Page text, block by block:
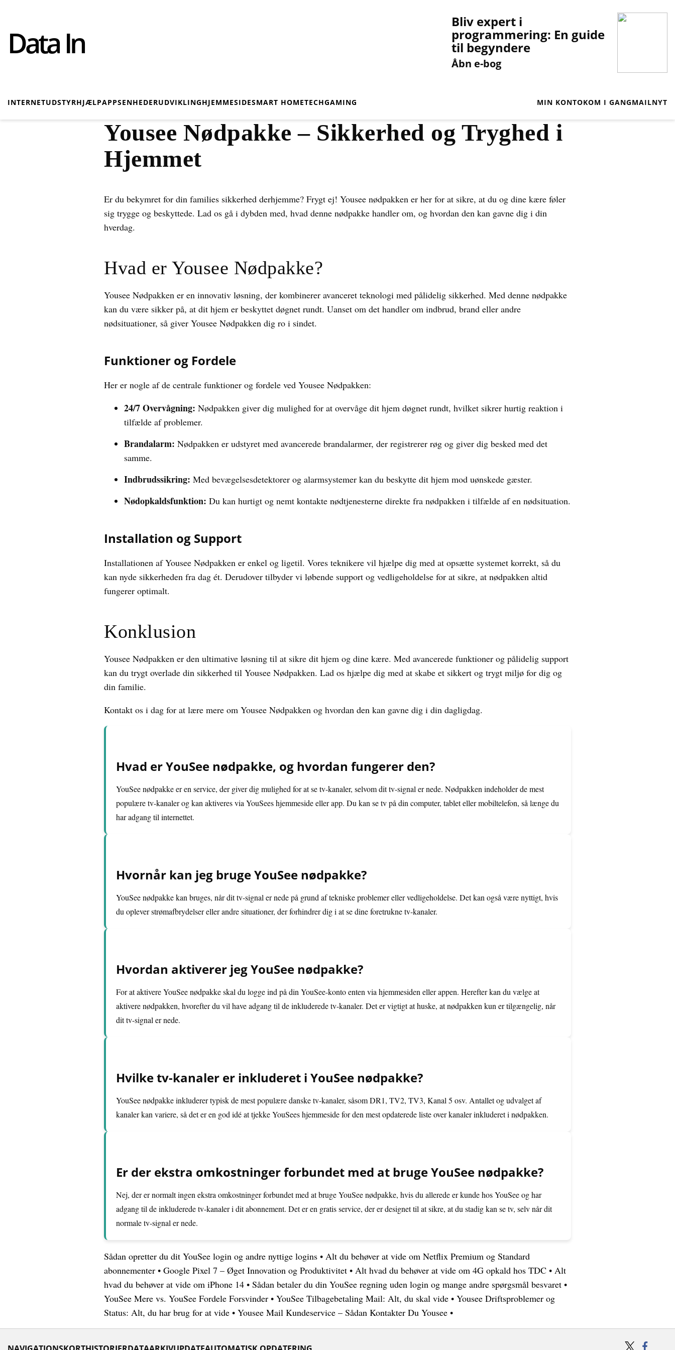
Data In
Bliv expert i
programmering: En guide
til begyndere
Åbn e-bog
INTERNETUDSTYRHJÆLPAPPSENHEDERUDVIKLINGHJEMMESIDESMART HOMETECHGAMING MIN KONTOKOM I GANGMAILNYT
Yousee Nødpakke – Sikkerhed og Tryghed i
Hjemmet
Er du bekymret for din families sikkerhed derhjemme? Frygt ej! Yousee nødpakken er her for at sikre, at du og dine kære føler
sig trygge og beskyttede. Lad os gå i dybden med, hvad denne nødpakke handler om, og hvordan den kan gavne dig i din
hverdag.
Hvad er Yousee Nødpakke?
Yousee Nødpakken er en innovativ løsning, der kombinerer avanceret teknologi med pålidelig sikkerhed. Med denne nødpakke
kan du være sikker på, at dit hjem er beskyttet døgnet rundt. Uanset om det handler om indbrud, brand eller andre
nødsituationer, så giver Yousee Nødpakken dig ro i sindet.
Funktioner og Fordele
Her er nogle af de centrale funktioner og fordele ved Yousee Nødpakken:
24/7 Overvågning: Nødpakken giver dig mulighed for at overvåge dit hjem døgnet rundt, hvilket sikrer hurtig reaktion i
tilfælde af problemer.
Brandalarm: Nødpakken er udstyret med avancerede brandalarmer, der registrerer røg og giver dig besked med det
samme.
Indbrudssikring: Med bevægelsesdetektorer og alarmsystemer kan du beskytte dit hjem mod uønskede gæster.
Nødopkaldsfunktion: Du kan hurtigt og nemt kontakte nødtjenesterne direkte fra nødpakken i tilfælde af en nødsituation.
Installation og Support
Installationen af Yousee Nødpakken er enkel og ligetil. Vores teknikere vil hjælpe dig med at opsætte systemet korrekt, så du
kan nyde sikkerheden fra dag ét. Derudover tilbyder vi løbende support og vedligeholdelse for at sikre, at nødpakken altid
fungerer optimalt.
Konklusion
Yousee Nødpakken er den ultimative løsning til at sikre dit hjem og dine kære. Med avancerede funktioner og pålidelig support
kan du trygt overlade din sikkerhed til Yousee Nødpakken. Lad os hjælpe dig med at skabe et sikkert og trygt miljø for dig og
din familie.
Kontakt os i dag for at lære mere om Yousee Nødpakken og hvordan den kan gavne dig i din dagligdag.
Hvad er YouSee nødpakke, og hvordan fungerer den?
YouSee nødpakke er en service, der giver dig mulighed for at se tv-kanaler, selvom dit tv-signal er nede. Nødpakken indeholder de mest
populære tv-kanaler og kan aktiveres via YouSees hjemmeside eller app. Du kan se tv på din computer, tablet eller mobiltelefon, så længe du
har adgang til internettet.
Hvornår kan jeg bruge YouSee nødpakke?
YouSee nødpakke kan bruges, når dit tv-signal er nede på grund af tekniske problemer eller vedligeholdelse. Det kan også være nyttigt, hvis
du oplever strømafbrydelser eller andre situationer, der forhindrer dig i at se dine foretrukne tv-kanaler.
Hvordan aktiverer jeg YouSee nødpakke?
For at aktivere YouSee nødpakke skal du logge ind på din YouSee-konto enten via hjemmesiden eller appen. Herefter kan du vælge at
aktivere nødpakken, hvorefter du vil have adgang til de inkluderede tv-kanaler. Det er vigtigt at huske, at nødpakken kun er tilgængelig, når
dit tv-signal er nede.
Hvilke tv-kanaler er inkluderet i YouSee nødpakke?
YouSee nødpakke inkluderer typisk de mest populære danske tv-kanaler, såsom DR1, TV2, TV3, Kanal 5 osv. Antallet og udvalget af
kanaler kan variere, så det er en god idé at tjekke YouSees hjemmeside for den mest opdaterede liste over kanaler inkluderet i nødpakken.
Er der ekstra omkostninger forbundet med at bruge YouSee nødpakke?
Nej, der er normalt ingen ekstra omkostninger forbundet med at bruge YouSee nødpakke, hvis du allerede er kunde hos YouSee og har
adgang til de inkluderede tv-kanaler i dit abonnement. Det er en gratis service, der er designet til at sikre, at du stadig kan se tv, selv når dit
normale tv-signal er nede.
Sådan opretter du dit YouSee login og andre nyttige logins • Alt du behøver at vide om Netflix Premium og Standard
abonnementer • Google Pixel 7 – Øget Innovation og Produktivitet • Alt hvad du behøver at vide om 4G opkald hos TDC • Alt
hvad du behøver at vide om iPhone 14 • Sådan betaler du din YouSee regning uden login og mange andre spørgsmål besvaret •
YouSee Mere vs. YouSee Fordele Forsvinder • YouSee Tilbagebetaling Mail: Alt, du skal vide • Yousee Driftsproblemer og
Status: Alt, du har brug for at vide • Yousee Mail Kundeservice – Sådan Kontakter Du Yousee •